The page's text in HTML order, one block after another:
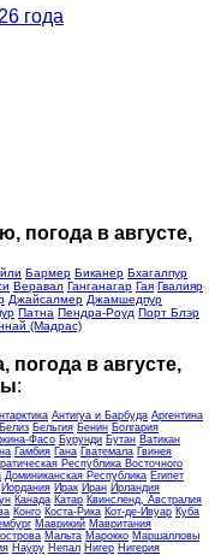
года
погода в августе,
Бармер Биканер Бхагалпур
Веравал Ганганагар Гая Гвалияр
Джайсалмер Джамшедпур
Патна Пендра-Роуд Порт Блэр
(Мадрас)
погода в августе,
:
Антигуа и Барбуда Аргентина
Белиз Бельгия Бенин Болгария
Фасо Бурунди Бутан Ватикан
Гамбия Гана Гватемала Гвинея
Республика Восточного
Доминиканская Республика Египет
Иордания Ирак Иран Ирландия
Канада Катар Квинсленд, Австралия
Конго Коста-Рика Кот-де-Ивуар Куба
Маврикий Мавритания
Мальта Марокко Маршалловы
Науру Непал Нигер Нигерия